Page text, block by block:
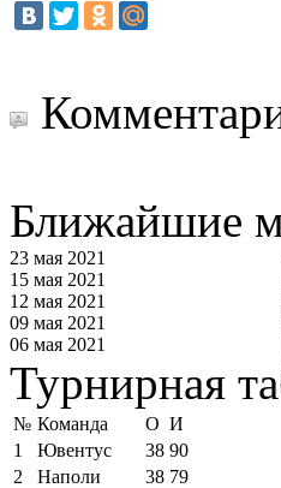
Ближайшие
23 мая 2021
15 мая 2021
12 мая 2021
09 мая 2021
06 мая 2021
Турнирная
№ Команда О И
1
Ювентус 38 90
2
Наполи 38 79